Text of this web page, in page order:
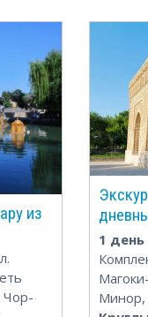
из
Чор-
1 день
Минор,